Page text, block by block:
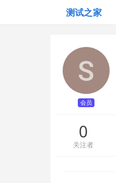
测试之家
会员
0
关注者